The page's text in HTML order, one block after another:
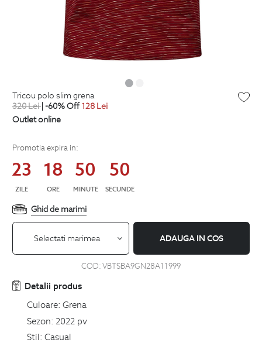
tricou polo slim grena
320Lei| -60% Off 128 Lei
Outlet online
Promotia expira in:
23
ZILE
18
ORE
50
MINUTE
49
SECUNDE
Ghid de marimi
Selectati marimea ADAUGA IN COS
COD:VBTSBA9GN28A11999
Detalii produs
Culoare: Grena
Sezon: 2022 pv
Stil: Casual